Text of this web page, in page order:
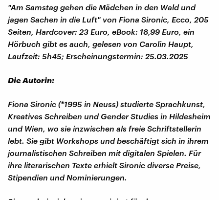
"Am Samstag gehen die Mädchen in den Wald und
jagen Sachen in die Luft" von Fiona Sironic, Ecco, 205
Seiten, Hardcover: 23 Euro, eBook: 18,99 Euro, ein
Hörbuch gibt es auch, gelesen von Carolin Haupt,
Laufzeit: 5h45; Erscheinungstermin: 25.03.2025
Die Autorin:
Fiona Sironic (*1995 in Neuss) studierte Sprachkunst,
Kreatives Schreiben und Gender Studies in Hildesheim
und Wien, wo sie inzwischen als freie Schriftstellerin
lebt. Sie gibt Workshops und beschäftigt sich in ihrem
journalistischen Schreiben mit digitalen Spielen. Für
ihre literarischen Texte erhielt Sironic diverse Preise,
Stipendien und Nominierungen.